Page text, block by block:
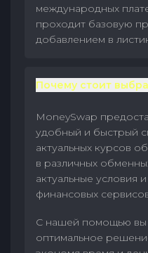
международных
проходит базовую
добавлением в
Почему стоит
MoneySwap
удобный и быстрый
актуальных курсов
в различных
актуальные условия
финансовых
С нашей помощью вы
оптимальное